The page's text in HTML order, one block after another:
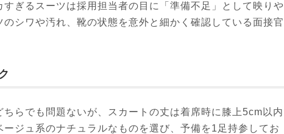
ぎるスーツは採用担当者の目に「準備不足」として映りや
シワや汚れ、靴の状態を意外と細かく確認している面接官
らでも問題ないが、スカートの丈は着席時に膝上5cm以内
ジュ系のナチュラルなものを選び、予備を1足持参してお